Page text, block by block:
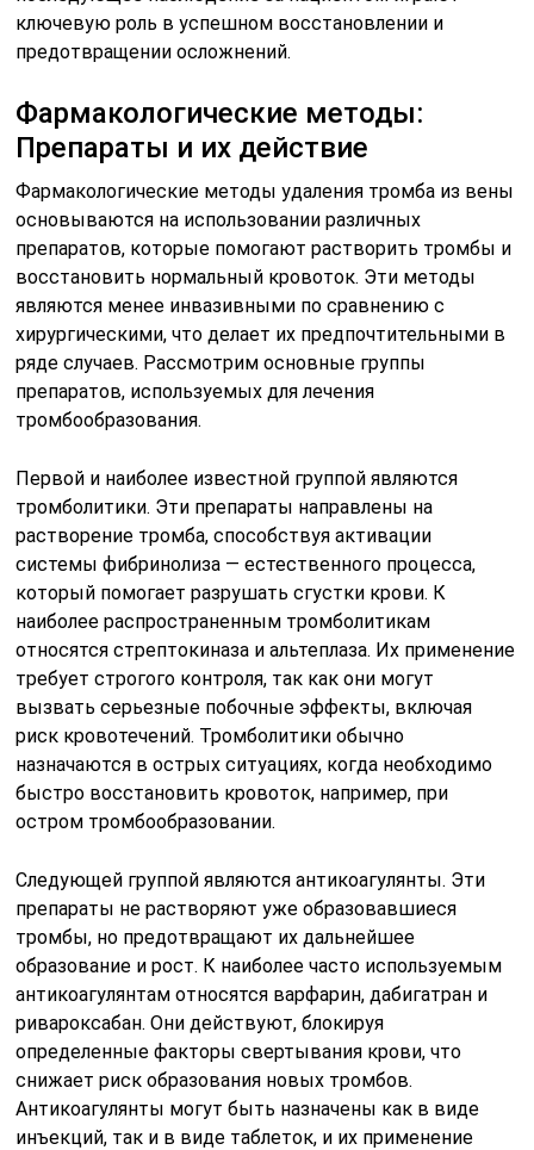
ключевую роль в успешном восстановлении и
предотвращении осложнений.
Фармакологические методы:
Препараты и их действие
Фармакологические методы удаления тромба из вены
основываются на использовании различных
препаратов, которые помогают растворить тромбы и
восстановить нормальный кровоток. Эти методы
являются менее инвазивными по сравнению с
хирургическими, что делает их предпочтительными в
ряде случаев. Рассмотрим основные группы
препаратов, используемых для лечения
тромбообразования.
Первой и наиболее известной группой являются
тромболитики. Эти препараты направлены на
растворение тромба, способствуя активации
системы фибринолиза — естественного процесса,
который помогает разрушать сгустки крови. К
наиболее распространенным тромболитикам
относятся стрептокиназа и альтеплаза. Их применение
требует строгого контроля, так как они могут
вызвать серьезные побочные эффекты, включая
риск кровотечений. Тромболитики обычно
назначаются в острых ситуациях, когда необходимо
быстро восстановить кровоток, например, при
остром тромбообразовании.
Следующей группой являются антикоагулянты. Эти
препараты не растворяют уже образовавшиеся
тромбы, но предотвращают их дальнейшее
образование и рост. К наиболее часто используемым
антикоагулянтам относятся варфарин, дабигатран и
ривароксабан. Они действуют, блокируя
определенные факторы свертывания крови, что
снижает риск образования новых тромбов.
Антикоагулянты могут быть назначены как в виде
инъекций, так и в виде таблеток, и их применение